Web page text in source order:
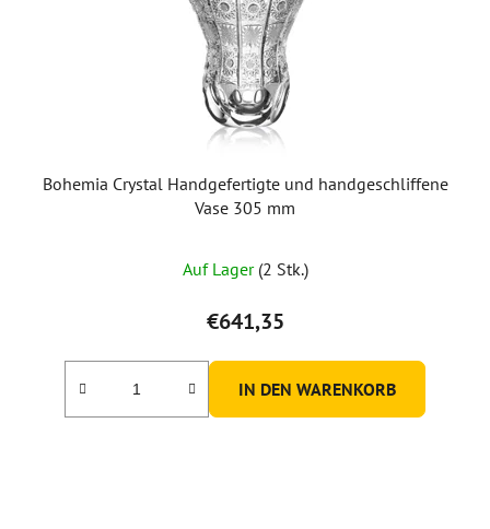
Bohemia Crystal Handgefertigte und handgeschliffene
Vase 305 mm
Auf Lager (2 Stk.)
€641,35
IN DEN WARENKORB